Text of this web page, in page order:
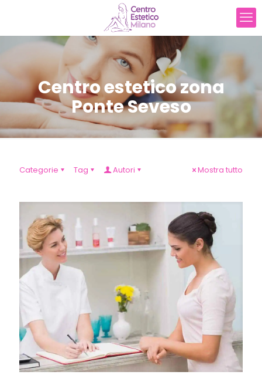
Centro estetico zona
Ponte Seveso
Categorie Tag Autori Mostra tutto